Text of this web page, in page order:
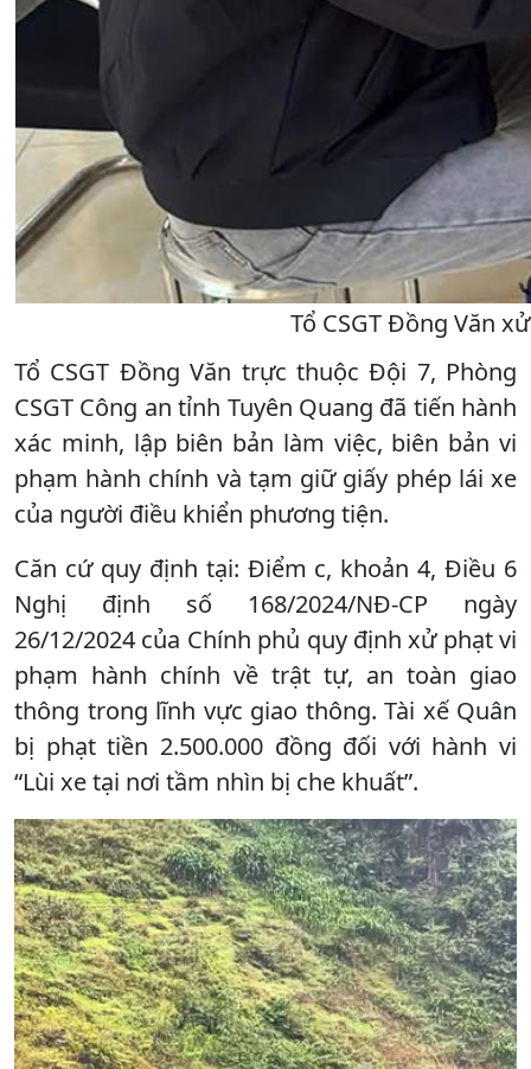
Tổ CSGT Đồng Văn
Tổ CSGT Đồng Văn trực thuộc Đội 7, Phòng
CSGT Công an tỉnh Tuyên Quang đã tiến hành
xác minh, lập biên bản làm việc, biên bản vi
phạm hành chính và tạm giữ giấy phép lái xe
của người điều khiển phương tiện.
Căn cứ quy định tại: Điểm c, khoản 4, Điều 6
Nghị định số 168/2024/NĐ-CP ngày
26/12/2024 của Chính phủ quy định xử phạt vi
phạm hành chính về trật tự, an toàn giao
thông trong lĩnh vực giao thông. Tài xế Quân
bị phạt tiền 2.500.000 đồng đối với hành vi
“Lùi xe tại nơi tầm nhìn bị che khuất”.